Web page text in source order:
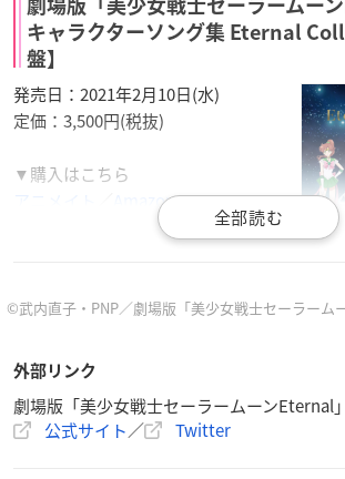
劇場版「美少女戦士セーラームー
キャラクターソング集 Eternal
盤】
発売日：2021年2月10日(水)
定価：3,500円(税抜)
▼購入はこちら
アニメイト
Amazon
乃）
M.2 formula in blue：スーパーセーラーマー
寿子）
作詞：木葉あいり 作曲・編曲：岡本武士
M.3 Signpost：スーパーセーラーマーズ（
©武内直子・PNP／劇場版「美少女戦士セーラーム
外部リンク
劇場版「美少女戦士セーラームーンEternal」
公式サイト／ Twitter